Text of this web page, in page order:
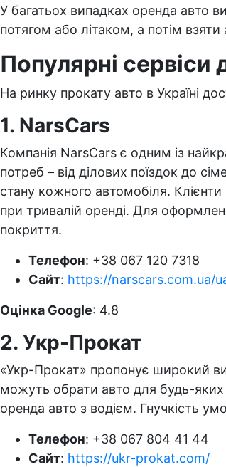
У багатьох випадках оренда авто
потягом або літаком, а потім
Популярні сервіси
На ринку прокату авто в Україні
1. NarsCars
Компанія NarsCars є одним із
потреб – від ділових поїздок до
стану кожного автомобіля.
при тривалій оренді. Для
покриття.
Телефон: +38 067 120 7318
Сайт: https://narscars.com.ua/
Оцінка Google: 4.8
2. Укр-Прокат
«Укр-Прокат» пропонує широкий
можуть обрати авто для будь-яких
оренда авто з водієм. Гнучкість
Телефон: +38 067 804 41 44
Сайт: https://ukr-prokat.com/